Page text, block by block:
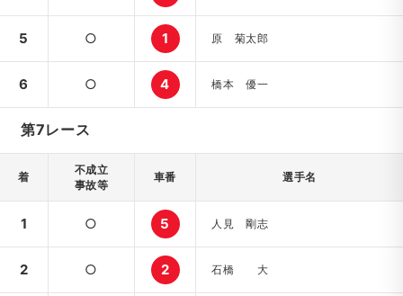
5 ○ 1 原 菊太郎
6 ○ 4 橋本 優一
第7レース
着
不成立
事故等
車番 選手名
1 ○ 5 人見 剛志
2 ○ 2 石橋 大